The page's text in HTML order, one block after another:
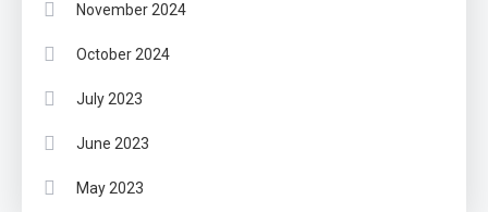
November 2024
October 2024
July 2023
June 2023
May 2023